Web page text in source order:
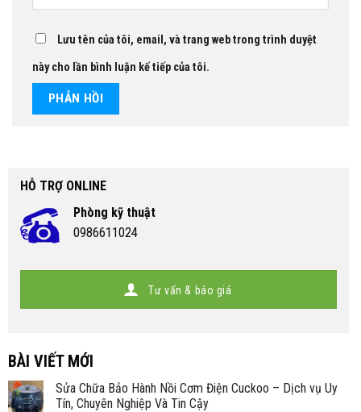
Lưu tên của tôi, email, và trang web trong trình duyệt
này cho lần bình luận kế tiếp của tôi.
HỖ TRỢ ONLINE
Phòng kỹ thuật
0986611024
Tư vấn & báo giá
BÀI VIẾT MỚI
Sửa Chữa Bảo Hành Nồi Cơm Điện Cuckoo – Dịch vụ Uy
Tín, Chuyên Nghiệp Và Tin Cậy